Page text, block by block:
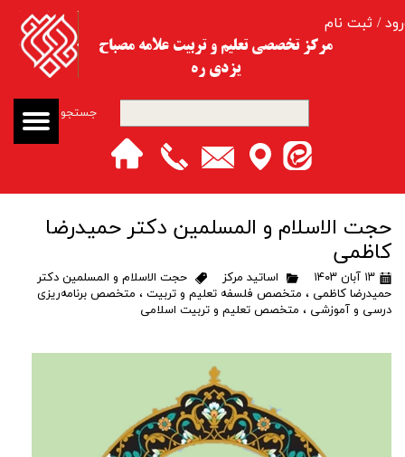
جستجو
/ ثبت نام
حساب کاربری من
خروج از حساب کاربری
مرکز تخصصی تعلیم و تربیت​​​​​​​ علامه مصباح
یزدی ره
حجت الاسلام و المسلمین دکتر حمیدرضا
کاظمی
۱۳ آبان ۱۴۰۳ اساتید مرکز
حجت الاسلام و المسلمین دکتر
حمیدرضا کاظمی ، متخصص فلسفه تعلیم و تربیت ، متخصص برنامه‌ریزی
درسی و آموزشی ، متخصص تعلیم و تربیت اسلامی